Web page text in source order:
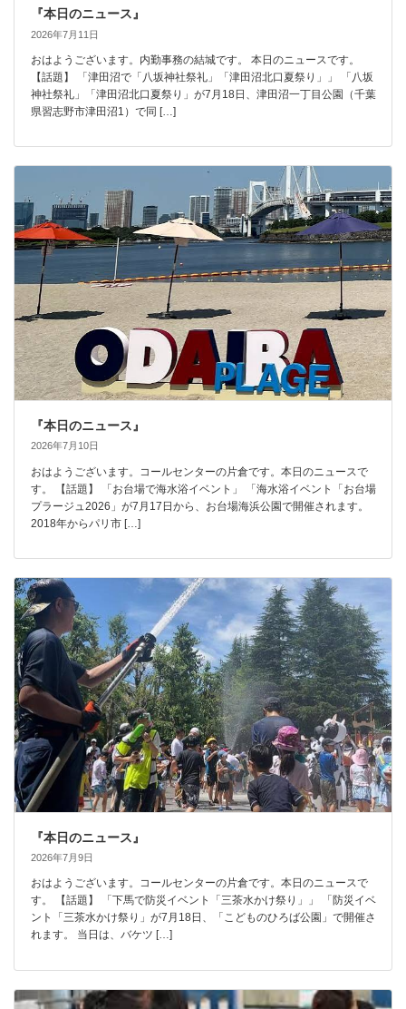
『本日のニュース』
2026年7月11日
おはようございます。内勤事務の結城です。 本日のニュースです。
【話題】 「津田沼で「八坂神社祭礼」「津田沼北口夏祭り」」 「八坂
神社祭礼」「津田沼北口夏祭り」が7月18日、津田沼一丁目公園（千葉
県習志野市津田沼1）で同 […]
『本日のニュース』
2026年7月10日
おはようございます。コールセンターの片倉です。本日のニュースで
す。 【話題】 「お台場で海水浴イベント」 「海水浴イベント「お台場
プラージュ2026」が7月17日から、お台場海浜公園で開催されます。
2018年からパリ市 […]
『本日のニュース』
2026年7月9日
おはようございます。コールセンターの片倉です。本日のニュースで
す。 【話題】 「下馬で防災イベント「三茶水かけ祭り」」 「防災イベ
ント「三茶水かけ祭り」が7月18日、「こどものひろば公園」で開催さ
れます。 当日は、バケツ […]